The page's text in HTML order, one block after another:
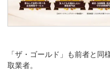
「ザ・ゴールド」も前者と
取業者。